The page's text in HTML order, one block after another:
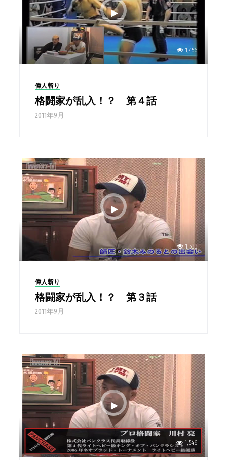
1,456
偉人斬り
格闘家が乱入！？ 第４話
2011年9月
1,533
偉人斬り
格闘家が乱入！？ 第３話
2011年9月
1,546